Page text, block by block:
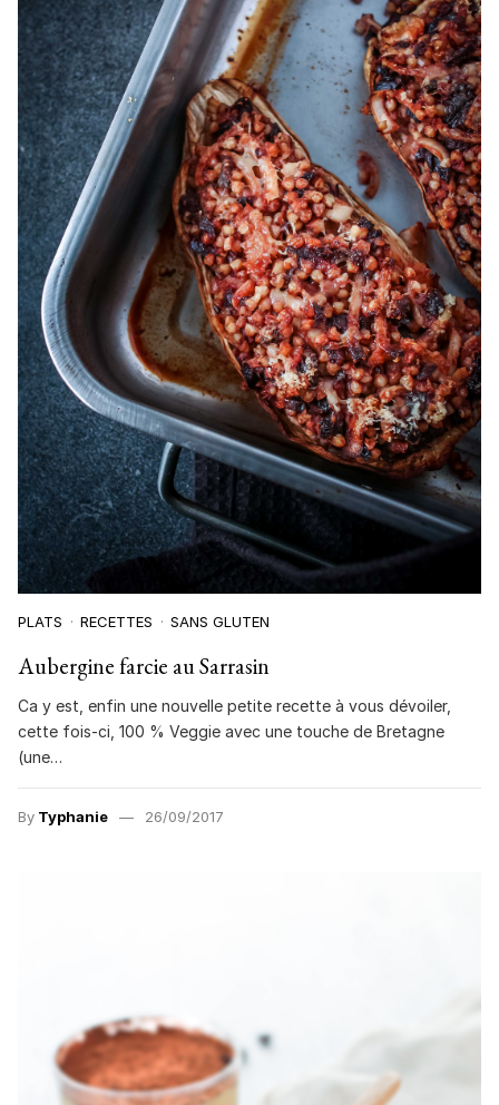
PLATS RECETTES SANS GLUTEN
Aubergine farcie au Sarrasin
Ca y est, enfin une nouvelle petite recette à vous dévoiler,
cette fois-ci, 100 % Veggie avec une touche de Bretagne
(une…
By Typhanie 26/09/2017